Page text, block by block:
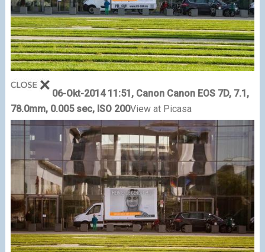
06-Okt-2014 11:51, Canon Canon EOS 7D, 7.1,
78.0mm, 0.005 sec, ISO 200View at Picasa